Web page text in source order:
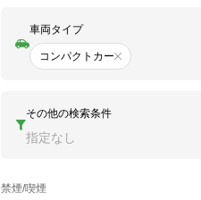
車両タイプ
コンパクトカー
その他の検索条件
指定なし
禁煙/喫煙